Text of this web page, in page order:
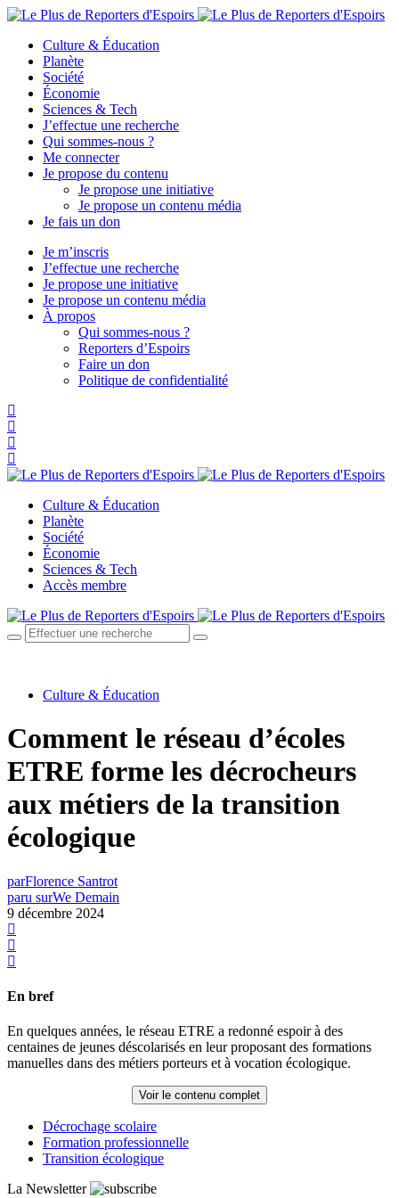
Culture & Éducation
Planète
Société
Économie
Sciences & Tech
J’effectue une recherche
Qui sommes-nous ?
Me connecter
Je propose du contenu
Je propose une initiative
Je propose un contenu média
Je fais un don
Je m’inscris
J’effectue une recherche
Je propose une initiative
Je propose un contenu média
À propos
Qui sommes-nous ?
Reporters d’Espoirs
Faire un don
Politique de confidentialité
Culture & Éducation
Planète
Société
Économie
Sciences & Tech
Accès membre
Culture & Éducation
Comment le réseau d’écoles
ETRE forme les décrocheurs
aux métiers de la transition
écologique
parFlorence Santrot
paru surWe Demain
9 décembre 2024
En bref
En quelques années, le réseau ETRE a redonné espoir à des
centaines de jeunes déscolarisés en leur proposant des formations
manuelles dans des métiers porteurs et à vocation écologique.
Voir le contenu complet
Décrochage scolaire
Formation professionnelle
Transition écologique
La Newsletter